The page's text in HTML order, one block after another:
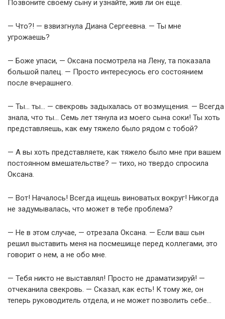
Позвоните своему сыну и узнайте, жив ли он еще.
— Что?! — взвизгнула Диана Сергеевна. — Ты мне
угрожаешь?
— Боже упаси, — Оксана посмотрела на Лену, та показала
большой палец. — Просто интересуюсь его состоянием
после вчерашнего.
— Ты… ты… — свекровь задыхалась от возмущения. — Всегда
знала, что ты… Семь лет тянула из моего сына соки! Ты хоть
представляешь, как ему тяжело было рядом с тобой?
— А вы хоть представляете, как тяжело было мне при вашем
постоянном вмешательстве? — тихо, но твердо спросила
Оксана.
— Вот! Началось! Всегда ищешь виноватых вокруг! Никогда
не задумывалась, что может в тебе проблема?
— Не в этом случае, — отрезала Оксана. — Если ваш сын
решил выставить меня на посмешище перед коллегами, это
говорит о нем, а не обо мне.
— Тебя никто не выставлял! Просто не драматизируй! —
отчеканила свекровь. — Сказал, как есть! К тому же, он
теперь руководитель отдела, и не может позволить себе…